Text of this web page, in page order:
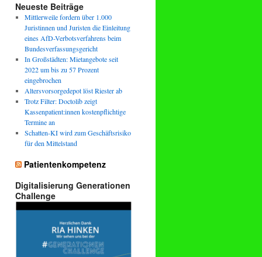
Neueste Beiträge
Mittlerweile fordern über 1.000
Juristinnen und Juristen die Einleitung
eines AfD-Verbotsverfahrens beim
Bundesverfassungsgericht
In Großstädten: Mietangebote seit
2022 um bis zu 57 Prozent
eingebrochen
Altersvorsorgedepot löst Riester ab
Trotz Filter: Doctolib zeigt
Kassenpatient:innen kostenpflichtige
Termine an
Schatten-KI wird zum Geschäftsrisiko
für den Mittelstand
Patientenkompetenz
Digitalisierung Generationen
Challenge